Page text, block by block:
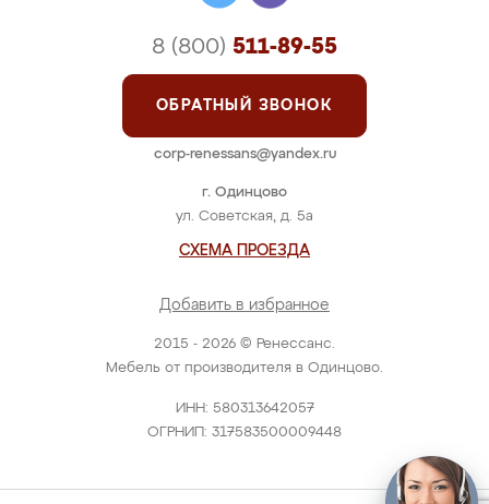
2015 - 2026 © Ренессанс.
Мебель от производителя в Одинцово.
ИНН: 580313642057
ОГРНИП: 317583500009448
г. Одинцово
ул. Советская, д. 5а
СХЕМА ПРОЕЗДА
Добавить в избранное
8 (800) 511-89-55
ОБРАТНЫЙ ЗВОНОК
corp-renessans@yandex.ru